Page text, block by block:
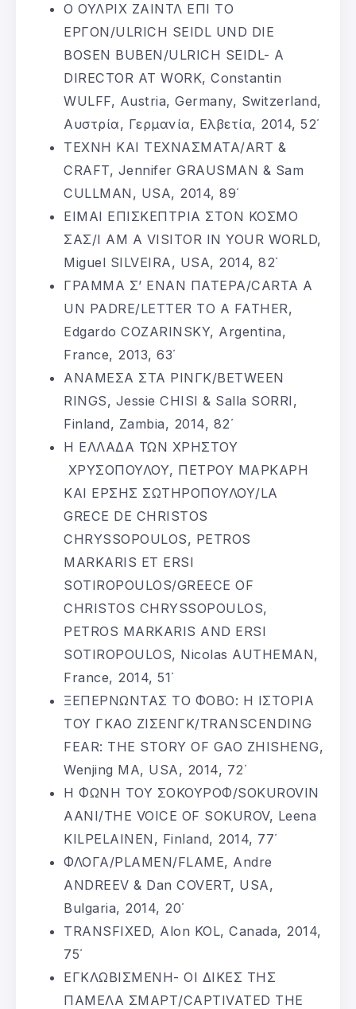
Ο ΟΥΛΡΙΧ ΖΑΙΝΤΛ ΕΠΙ ΤΟ
ΕΡΓΟΝ/ULRICH SEIDL UND DIE
BOSEN BUBEN/ULRICH SEIDL- A
DIRECTOR AT WORK, Constantin
WULFF, Austria, Germany, Switzerland,
Αυστρία, Γερμανία, Ελβετία, 2014, 52΄
ΤΕΧΝΗ ΚΑΙ ΤΕΧΝΑΣΜΑΤΑ/ART &
CRAFT, Jennifer GRAUSMAN & Sam
CULLMAN, USA, 2014, 89΄
ΕΙΜΑΙ ΕΠΙΣΚΕΠΤΡΙΑ ΣΤΟΝ ΚΟΣΜΟ
ΣΑΣ/I AM A VISITOR IN YOUR WORLD,
Miguel SILVEIRA, USA, 2014, 82΄
ΓΡΑΜΜΑ Σ’ ΕΝΑΝ ΠΑΤΕΡΑ/CARTA A
UN PADRE/LETTER TO A FATHER,
Edgardo COZARINSKY, Argentina,
France, 2013, 63΄
ΑΝΑΜΕΣΑ ΣΤΑ ΡΙΝΓΚ/BETWEEN
RINGS, Jessie CHISI & Salla SORRI,
Finland, Zambia, 2014, 82΄
Η ΕΛΛΑΔΑ ΤΩΝ ΧΡΗΣΤΟΥ
ΧΡΥΣΟΠΟΥΛΟΥ, ΠΕΤΡΟΥ ΜΑΡΚΑΡΗ
ΚΑΙ ΕΡΣΗΣ ΣΩΤΗΡΟΠΟΥΛΟΥ/LA
GRECE DE CHRISTOS
CHRYSSOPOULOS, PETROS
MARKARIS ET ERSI
SOTIROPOULOS/GREECE OF
CHRISTOS CHRYSSOPOULOS,
PETROS MARKARIS AND ERSI
SOTIROPOULOS, Nicolas AUTHEMAN,
France, 2014, 51΄
ΞΕΠΕΡΝΩΝΤΑΣ ΤΟ ΦΟΒΟ: Η ΙΣΤΟΡΙΑ
ΤΟΥ ΓΚΑΟ ΖΙΣΕΝΓΚ/TRANSCENDING
FEAR: THE STORY OF GAO ZHISHENG,
Wenjing MA, USA, 2014, 72΄
Η ΦΩΝΗ ΤΟΥ ΣΟΚΟΥΡΟΦ/SOKUROVIN
AANI/THE VOICE OF SOKUROV, Leena
KILPELAINEN, Finland, 2014, 77΄
ΦΛΟΓΑ/PLAMEN/FLAME, Andre
ANDREEV & Dan COVERT, USA,
Bulgaria, 2014, 20΄
TRANSFIXED, Alon KOL, Canada, 2014,
75΄
ΕΓΚΛΩΒΙΣΜΕΝΗ- ΟΙ ΔΙΚΕΣ ΤΗΣ
ΠΑΜΕΛΑ ΣΜΑΡΤ/CAPTIVATED THE